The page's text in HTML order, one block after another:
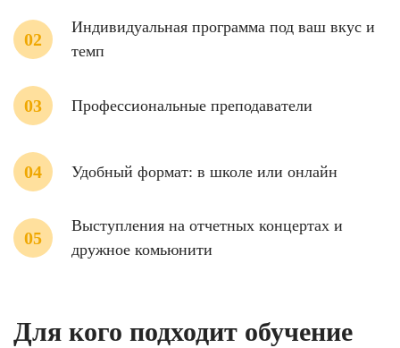
Индивидуальная программа под ваш вкус и
темп
Профессиональные преподаватели
Удобный формат: в школе или онлайн
Выступления на отчетных концертах и
дружное комьюнити
Для кого подходит обучение